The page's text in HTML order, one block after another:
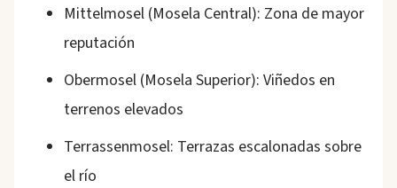
Mittelmosel (Mosela Central): Zona de mayor
reputación
Obermosel (Mosela Superior): Viñedos en
terrenos elevados
Terrassenmosel: Terrazas escalonadas sobre
el río